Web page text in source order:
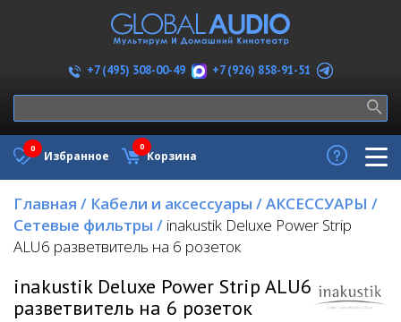
+7 (495) 308-00-49 +7 (926) 858-91-51
Избранное
0
Корзина
0
Главная / Кабели и аксессуары /АКСЕССУАРЫ /
Сетевые фильтры / inakustik Deluxe Power Strip
ALU6 разветвитель на 6 розеток
inakustik Deluxe Power Strip ALU6
разветвитель на 6 розеток